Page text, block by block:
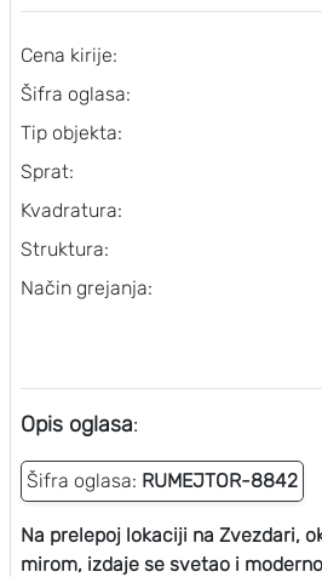
Cena kirije:
Šifra oglasa:
Tip objekta:
Sprat:
Kvadratura:
Struktura:
Način grejanja:
Opis oglasa:
Šifra oglasa: RUMEJTOR-8842
Na prelepoj lokaciji na Zvezdari,
mirom, izdaje se svetao i